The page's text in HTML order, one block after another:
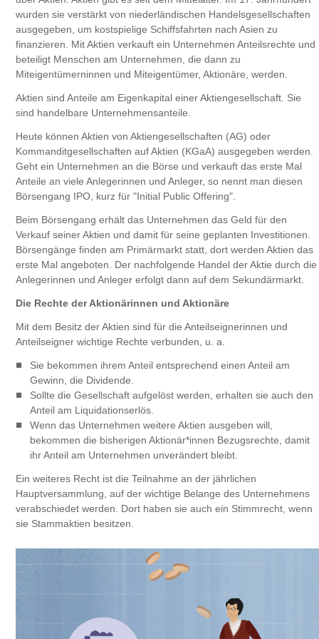
wurden sie verstärkt von niederländischen Handelsgesellschaften
ausgegeben, um kostspielige Schiffsfahrten nach Asien zu
finanzieren. Mit Aktien verkauft ein Unternehmen Anteilsrechte und
beteiligt Menschen am Unternehmen, die dann zu
Miteigentümerninnen und Miteigentümer, Aktionäre, werden.
Aktien sind Anteile am Eigenkapital einer Aktiengesellschaft. Sie
sind handelbare Unternehmensanteile.
Heute können Aktien von Aktiengesellschaften (AG) oder
Kommanditgesellschaften auf Aktien (KGaA) ausgegeben werden.
Geht ein Unternehmen an die Börse und verkauft das erste Mal
Anteile an viele Anlegerinnen und Anleger, so nennt man diesen
Börsengang IPO, kurz für "Initial Public Offering".
Beim Börsengang erhält das Unternehmen das Geld für den
Verkauf seiner Aktien und damit für seine geplanten Investitionen.
Börsengänge finden am Primärmarkt statt, dort werden Aktien das
erste Mal angeboten. Der nachfolgende Handel der Aktie durch die
Anlegerinnen und Anleger erfolgt dann auf dem Sekundärmarkt.
Die Rechte der Aktionärinnen und Aktionäre
Mit dem Besitz der Aktien sind für die Anteilseignerinnen und
Anteilseigner wichtige Rechte verbunden, u. a.
Sie bekommen ihrem Anteil entsprechend einen Anteil am
Gewinn, die Dividende.
Sollte die Gesellschaft aufgelöst werden, erhalten sie auch den
Anteil am Liquidationserlös.
Wenn das Unternehmen weitere Aktien ausgeben will,
bekommen die bisherigen Aktionär*innen Bezugsrechte, damit
ihr Anteil am Unternehmen unverändert bleibt.
Ein weiteres Recht ist die Teilnahme an der jährlichen
Hauptversammlung, auf der wichtige Belange des Unternehmens
verabschiedet werden. Dort haben sie auch ein Stimmrecht, wenn
sie Stammaktien besitzen.